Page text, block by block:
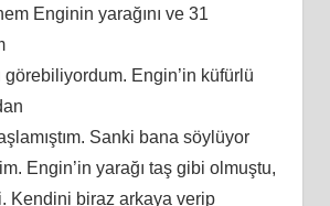
Enginin yarağını ve 31
Engin’in küfürlü
Sanki bana söylüyor
. Engin’in yarağı taş gibi olmuştu,
Kendini biraz arkaya verip